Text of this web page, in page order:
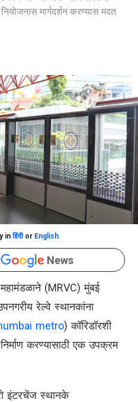
नियोजनास मार्गदर्शन करण्यास मदत
inहिंदीor English
News
(MRVC) मुंबई
रेल्वे स्थानकांना
metro) कॉरिडॉरशी
करण्यासाठी एक उपक्रम
इंटरचेंज स्थानके